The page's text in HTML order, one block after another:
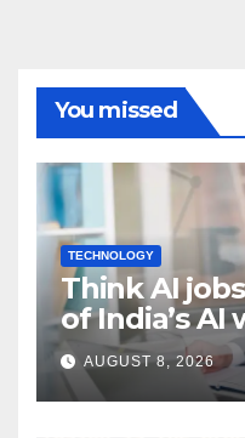
You missed
TECHNOLOGY
Think AI
of India’s AI
layoffs
AUGUST 8, 2026